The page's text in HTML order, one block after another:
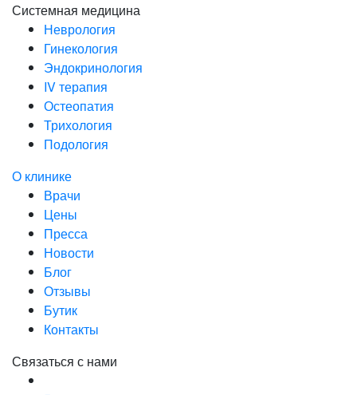
Системная медицина
Неврология
Гинекология
Эндокринология
IV терапия
Остеопатия
Трихология
Подология
О клинике
Врачи
Цены
Пресса
Новости
Блог
Отзывы
Бутик
Контакты
Связаться с нами